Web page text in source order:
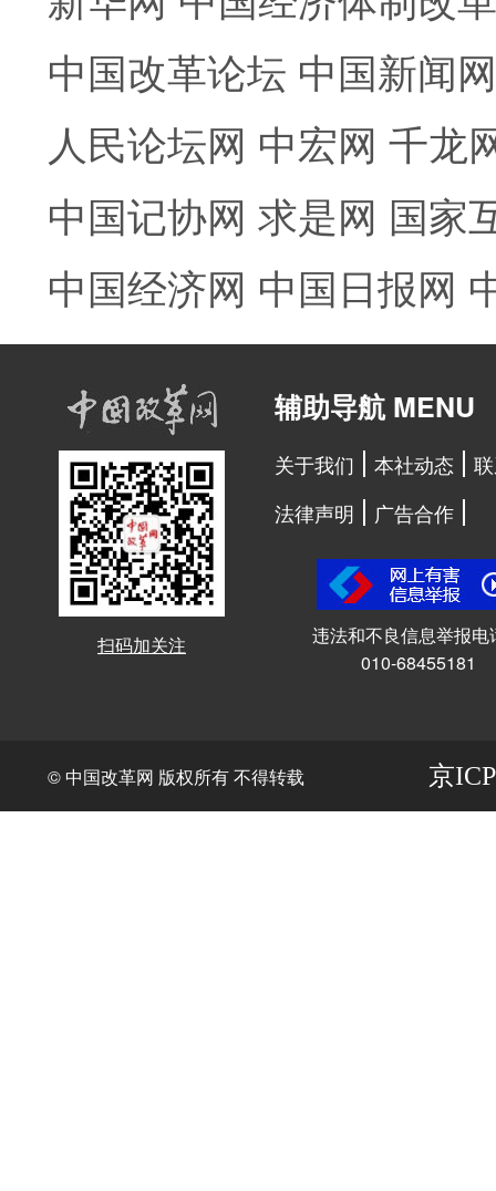
中国改革论坛 中国新闻网
人民论坛网 中宏网 千龙
中国记协网 求是网 国家
中国经济网 中国日报网
扫码加关注
辅助导航 MENU
关于我们 本社动态
法律声明
广告合作
违法和不良信息举报电
010-68455181
© 中国改革网 版权所有 不得转载 京